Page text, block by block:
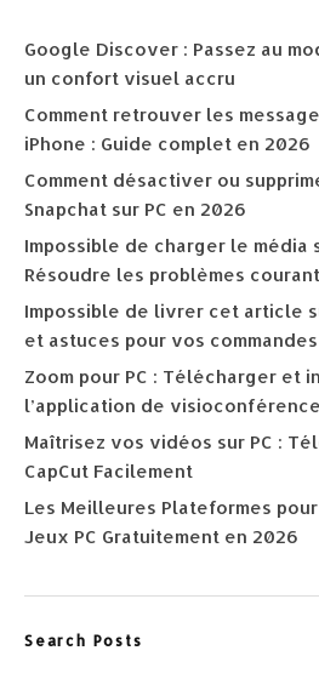
Google Discover : Passez au
un confort visuel accru
Comment retrouver les
iPhone : Guide complet en 2026
Comment désactiver ou
Snapchat sur PC en 2026
Impossible de charger le média
Résoudre les problèmes
Impossible de livrer cet article
et astuces pour vos commandes
Zoom pour PC : Télécharger et
l’application de
Maîtrisez vos vidéos sur PC :
CapCut Facilement
Les Meilleures Plateformes
Jeux PC Gratuitement en 2026
Search Posts